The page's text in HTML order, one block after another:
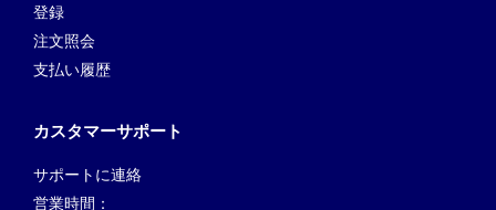
登録
注文照会
支払い履歴
カスタマーサポート
サポートに連絡
営業時間：